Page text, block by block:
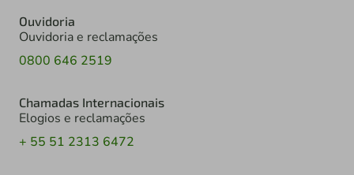
Ouvidoria
Ouvidoria e reclamações
0800 646 2519
Chamadas Internacionais
Elogios e reclamações
+ 55 51 2313 6472